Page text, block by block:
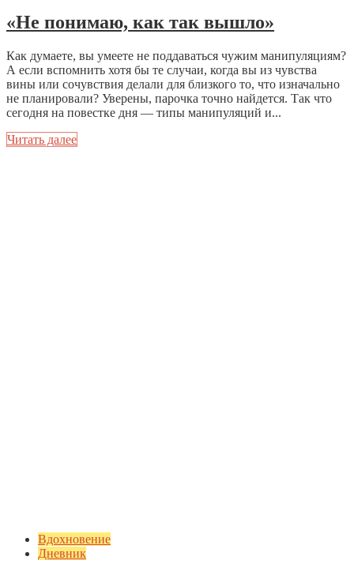
«Не понимаю, как так вышло»
Как думаете, вы умеете не поддаваться чужим манипуляциям?
А если вспомнить хотя бы те случаи, когда вы из чувства
вины или сочувствия делали для близкого то, что изначально
не планировали? Уверены, парочка точно найдется. Так что
сегодня на повестке дня — типы манипуляций и...
Читать далее
Вдохновение
Дневник